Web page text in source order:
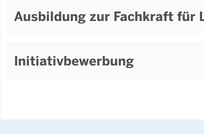
Ausbildung zur Fachkraft
Initiativbewerbung